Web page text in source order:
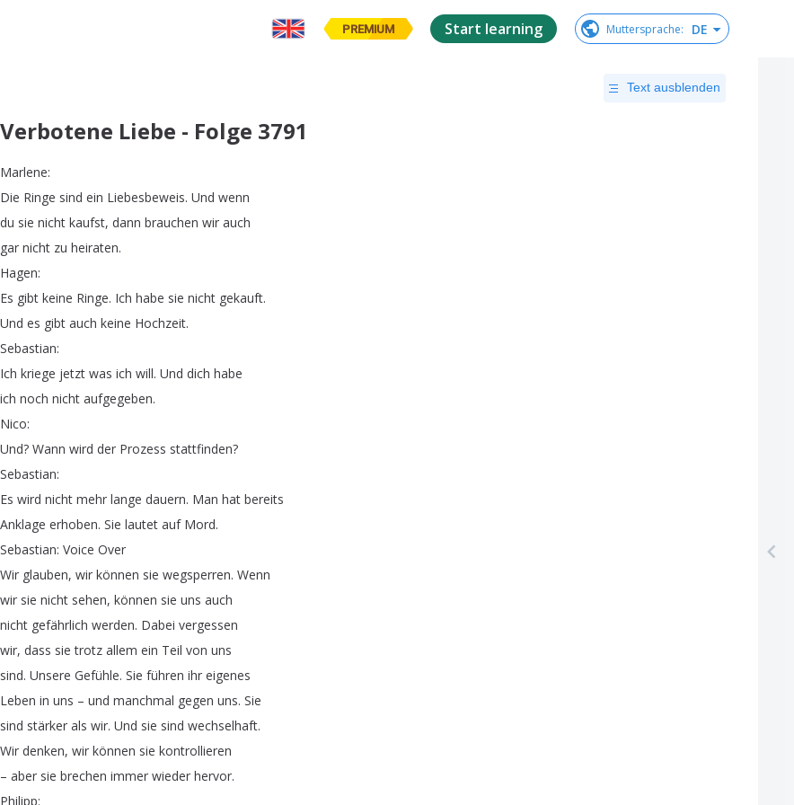
PREMIUM Start learning Muttersprache: DE
Text ausblenden
Verbotene Liebe - Folge 3791
Marlene:
Die Ringe sind ein Liebesbeweis. Und wenn
du sie nicht kaufst, dann brauchen wir auch
gar nicht zu heiraten.
Hagen:
Es gibt keine Ringe. Ich habe sie nicht gekauft.
Und es gibt auch keine Hochzeit.
Sebastian:
Ich kriege jetzt was ich will. Und dich habe
ich noch nicht aufgegeben.
Nico:
Und? Wann wird der Prozess stattfinden?
Sebastian:
Es wird nicht mehr lange dauern. Man hat bereits
Anklage erhoben. Sie lautet auf Mord.
Sebastian: Voice Over
Wir glauben, wir können sie wegsperren. Wenn
wir sie nicht sehen, können sie uns auch
nicht gefährlich werden. Dabei vergessen
wir, dass sie trotz allem ein Teil von uns
sind. Unsere Gefühle. Sie führen ihr eigenes
Leben in uns – und manchmal gegen uns. Sie
sind stärker als wir. Und sie sind wechselhaft.
Wir denken, wir können sie kontrollieren
– aber sie brechen immer wieder hervor.
Philipp: